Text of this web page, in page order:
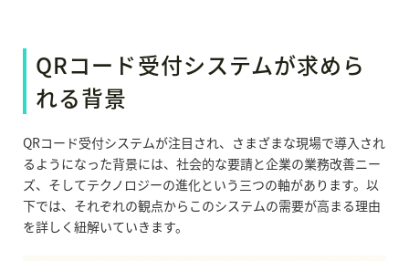
QRコード受付システムが求めら
れる背景
QRコード受付システムが注目され、さまざまな現場で導入され
るようになった背景には、社会的な要請と企業の業務改善ニー
ズ、そしてテクノロジーの進化という三つの軸があります。以
下では、それぞれの観点からこのシステムの需要が高まる理由
を詳しく紐解いていきます。